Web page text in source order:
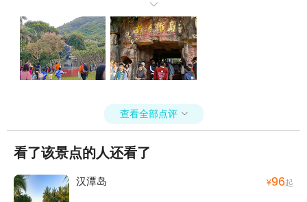
槟榔谷或者玫瑰谷，槟榔谷跟玫瑰谷。与我而言，没有任何吸引人的
地方。如果是早上去猴岛，下午去槟榔谷，我觉得还可以接受大清早
的索道估计也可以坐，主要是在槟榔谷浪费的时间太多了）我真的认
为是我踩坑去的最差的一个点了。

查看全部点评 
看了该景点的人还看了
汉潭岛 ¥96起